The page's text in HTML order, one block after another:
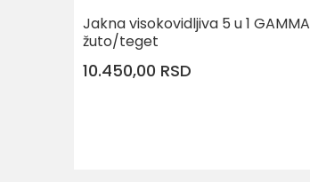
Jakna visokovidljiva 5 u 1 GAMMA
žuto/teget
10.450,00 RSD